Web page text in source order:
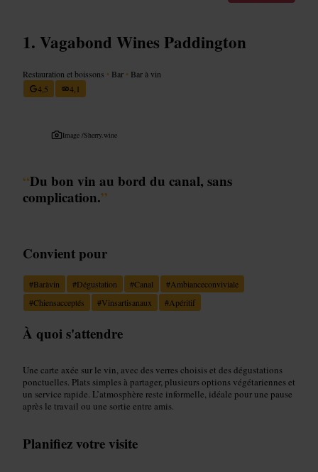
Vagabond Wines Paddington
Restauration et boissons • Bar • Bar à vin
4,5
4,1
Image /Sherry.wine
“Du bon vin au bord du canal, sans
complication.”
Convient pour
#Baràvin #Dégustation #Canal #Ambianceconviviale
#Chiensacceptés #Vinsartisanaux #Apéritif
À quoi s'attendre
Une carte axée sur le vin, avec des verres choisis et des dégustations
ponctuelles. Plats simples à partager, plusieurs options végétariennes et
un service rapide. L’atmosphère reste informelle, idéale pour une pause
après le travail ou une sortie entre amis.
Planifiez votre visite